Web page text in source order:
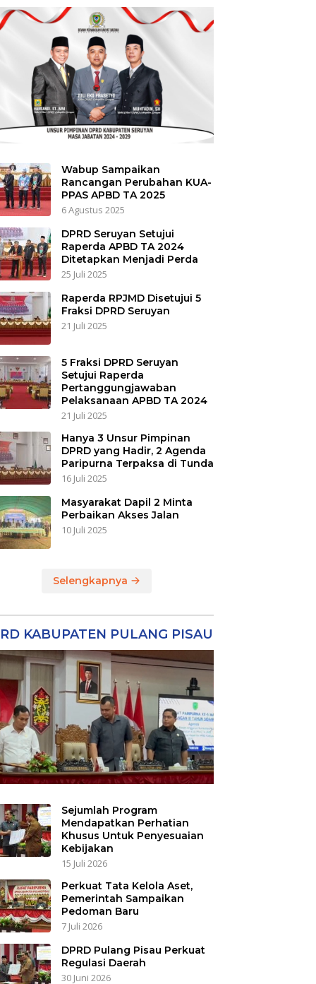
Wabup Sampaikan
Rancangan Perubahan KUA-
PPAS APBD TA 2025
6 Agustus 2025
DPRD Seruyan Setujui
Raperda APBD TA 2024
Ditetapkan Menjadi Perda
25 Juli 2025
Raperda RPJMD Disetujui 5
Fraksi DPRD Seruyan
21 Juli 2025
5 Fraksi DPRD Seruyan
Setujui Raperda
Pertanggungjawaban
Pelaksanaan APBD TA 2024
21 Juli 2025
Hanya 3 Unsur Pimpinan
DPRD yang Hadir, 2 Agenda
Paripurna Terpaksa di Tunda
16 Juli 2025
Masyarakat Dapil 2 Minta
Perbaikan Akses Jalan
10 Juli 2025
Selengkapnya
KABUPATEN PULANG PISAU
Sejumlah Program
Mendapatkan Perhatian
Khusus Untuk Penyesuaian
Kebijakan
15 Juli 2026
Perkuat Tata Kelola Aset,
Pemerintah Sampaikan
Pedoman Baru
7 Juli 2026
DPRD Pulang Pisau Perkuat
Regulasi Daerah
30 Juni 2026